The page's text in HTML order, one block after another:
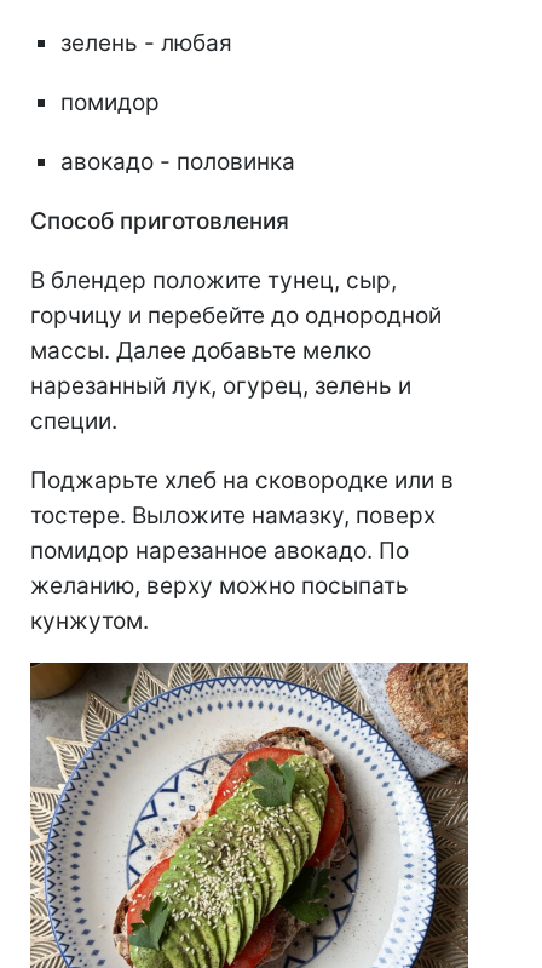
зелень - любая
помидор
авокадо - половинка
Способ приготовления
В блендер положите тунец, сыр,
горчицу и перебейте до однородной
массы. Далее добавьте мелко
нарезанный лук, огурец, зелень и
специи.
Поджарьте хлеб на сковородке или в
тостере. Выложите намазку, поверх
помидор нарезанное авокадо. По
желанию, верху можно посыпать
кунжутом.